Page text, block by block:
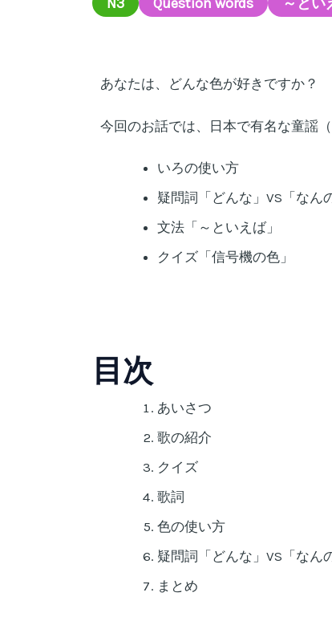
あなたは、どんな色が好きですか？
今回のお話では、日本で有名な童謡
いろの使い方
疑問詞「どんな」VS「なん
文法「～といえば」
クイズ「信号機の色」
目次
あいさつ
歌の紹介
クイズ
歌詞
色の使い方
疑問詞「どんな」VS「なん
まとめ